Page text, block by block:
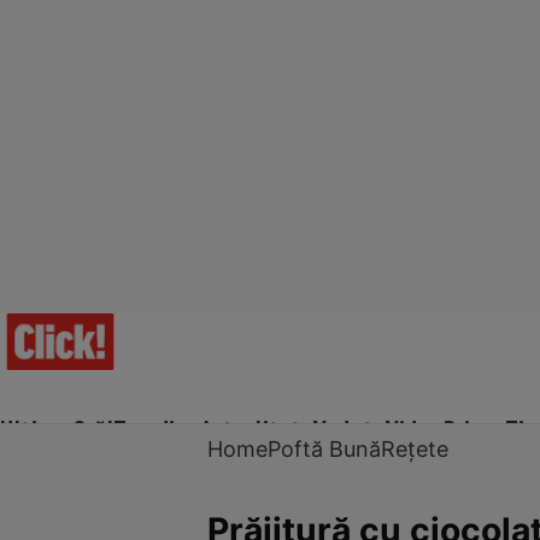
Ultima Oră!Trending Actualitate Vedete Video Prime Time
HomePoftă BunăRețete
Prăjitură cu